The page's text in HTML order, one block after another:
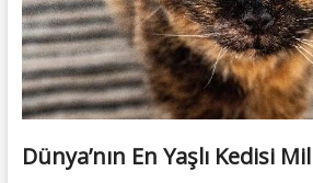
Dünya’nın En Yaşlı Kedisi